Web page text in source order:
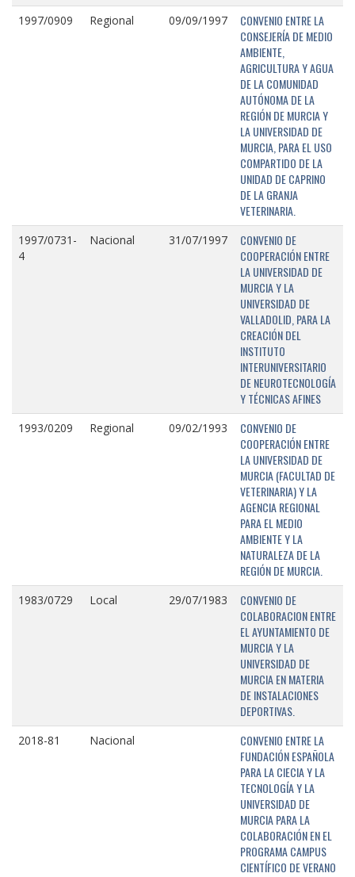
1997/0909 Regional 09/09/1997
CONVENIO ENTRE LA
CONSEJERÍA DE MEDIO
AMBIENTE,
AGRICULTURA Y AGUA
DE LA COMUNIDAD
AUTÓNOMA DE LA
REGIÓN DE MURCIA Y
LA UNIVERSIDAD DE
MURCIA, PARA EL USO
COMPARTIDO DE LA
UNIDAD DE CAPRINO
DE LA GRANJA
VETERINARIA.
1997/0731-
4
Nacional 31/07/1997
CONVENIO DE
COOPERACIÓN ENTRE
LA UNIVERSIDAD DE
MURCIA Y LA
UNIVERSIDAD DE
VALLADOLID, PARA LA
CREACIÓN DEL
INSTITUTO
INTERUNIVERSITARIO
DE NEUROTECNOLOGÍA
Y TÉCNICAS AFINES
1993/0209 Regional 09/02/1993
CONVENIO DE
COOPERACIÓN ENTRE
LA UNIVERSIDAD DE
MURCIA (FACULTAD DE
VETERINARIA) Y LA
AGENCIA REGIONAL
PARA EL MEDIO
AMBIENTE Y LA
NATURALEZA DE LA
REGIÓN DE MURCIA.
1983/0729 Local 29/07/1983
CONVENIO DE
COLABORACION ENTRE
EL AYUNTAMIENTO DE
MURCIA Y LA
UNIVERSIDAD DE
MURCIA EN MATERIA
DE INSTALACIONES
DEPORTIVAS.
2018-81 Nacional
CONVENIO ENTRE LA
FUNDACIÓN ESPAÑOLA
PARA LA CIECIA Y LA
TECNOLOGÍA Y LA
UNIVERSIDAD DE
MURCIA PARA LA
COLABORACIÓN EN EL
PROGRAMA CAMPUS
CIENTÍFICO DE VERANO